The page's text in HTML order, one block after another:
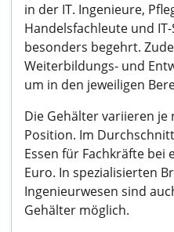
in der IT. Ingenieure,
Handelsfachleute und
besonders begehrt.
Weiterbildungs- und
um in den jeweiligen
Die Gehälter variieren je
Position. Im
Essen für Fachkräfte bei
Euro. In spezialisierten
Ingenieurwesen sind
Gehälter möglich.